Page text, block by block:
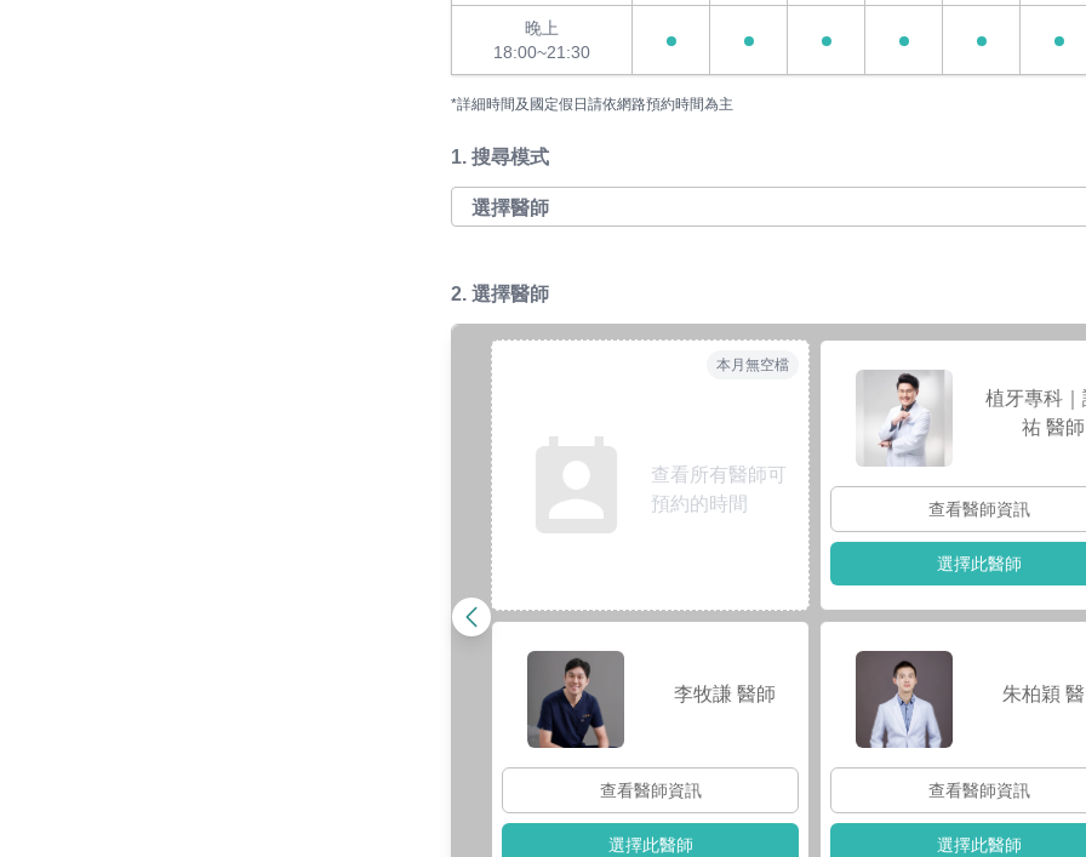
晚上
18:00~21:30
*詳細時間及國定假日請依網路預約時間為主
1. 搜尋模式
2. 選擇醫師
本月無空檔
查看所有醫師可
預約的時間
李牧謙 醫師
查看醫師資訊
選擇此醫師
植牙專科
祐 醫師
查看醫師資訊
選擇此醫師
朱柏穎
查看醫師資訊
選擇此醫師